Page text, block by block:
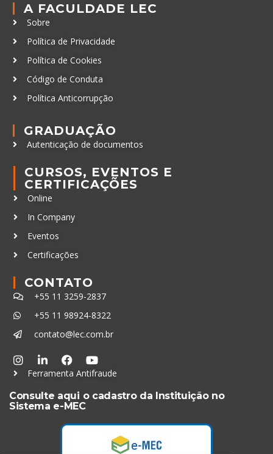
A FACULDADE LEC
Sobre
Política de Privacidade
Política de Cookies
Código de Conduta
Política Anticorrupção
GRADUAÇÃO
Autenticação de documentos
CURSOS, EVENTOS E
CERTIFICAÇÕES
Online
In Company
Eventos
Certificações
CONTATO
+55 11 3259-2837
+55 11 98924-8322
contato@lec.com.br
Ferramenta Antifraude
Consulte aqui o cadastro da Instituição no
Sistema e-MEC